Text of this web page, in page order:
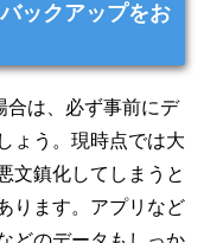
ックアップをお
合は、必ず事前にデ
ょう。現時点では大
文鎮化してしまうと
ります。アプリなど